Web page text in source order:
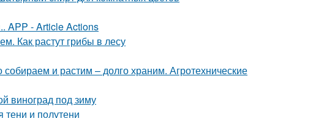
APP - Article Actions
Как растут грибы в лесу
и растим – долго храним. Агротехнические
виноград под зиму
и полутени